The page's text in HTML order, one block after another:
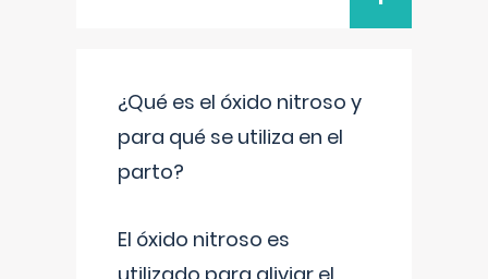
¿Qué es el óxido nitroso y
para qué se utiliza en el
parto?
El óxido nitroso es